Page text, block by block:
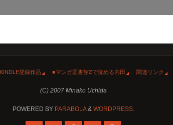
KINDLE登録作品 ■マンガ図書館Zで読める内田 関連リンク
(C) 2007 Minako Uchida
POWERED BY PARABOLA& WORDPRESS.